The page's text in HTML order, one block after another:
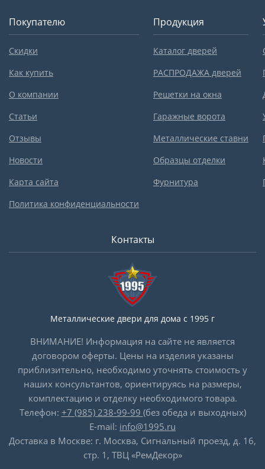
Покупателю
Скидки
Как купить
О компании
Статьи
Отзывы
Новости
Карта сайта
Политика конфиденциальности
Продукция
Каталог дверей
РАСПРОДАЖА дверей
Решетки на окна
Гаражные ворота
Металлические ставни
Образцы отделки
Фурнитура
Контакты
Металлические двери для дома с 1995 г
ВНИМАНИЕ! Информация на сайте не является
договором оферты. Цены на изделия указаны
приблизительно, необходимо уточнять стоимость у
наших консультантов, ориентируясь на размеры,
комплектацию и отделку необходимого товара.
Телефон: +7 (985) 238-99-99 (без обеда и выходных)
E-mail: info@1995.ru
Доставка в Москве: г. Москва, Сигнальный проезд, д. 16,
стр. 1, ТВЦ «РемДекор»